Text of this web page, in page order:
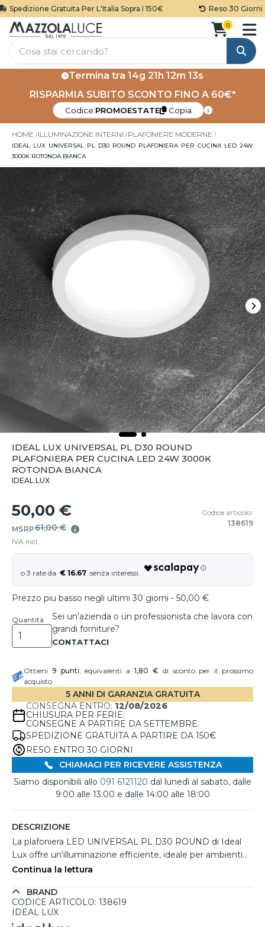
Spedizione Gratuita Per L'Italia Sopra I 150€ Reso 30 Giorni
Cerca
0
Termina tra 14g 21h 12m 13s
RISPARMIA SUBITO SCONTO FINO A 60€*
Codice:PROMOESTATE Copia
HOME ILLUMINAZIONE INTERNI PLAFONIERE MODERNE
IDEAL LUX UNIVERSAL PL D30 ROUND PLAFONIERA PER CUCINA LED 24W
3000K ROTONDA BIANCA
IDEAL LUX UNIVERSAL PL D30 ROUND
PLAFONIERA PER CUCINA LED 24W 3000K
ROTONDA BIANCA
IDEAL LUX
50,00 €
MSRP61,00 €
IVA incl.
Codice articolo:
138619
€ 16.67
Prezzo piu basso negli ultimi 30 giorni - 50,00 €
Quantità
Sei un'azienda o un professionista che lavora con
grandi forniture?
Ottieni 9 punti, equivalenti a1,80 €di sconto per il prossimo
acquisto
5 ANNI DI GARANZIA GRATUITA
CONSEGNA ENTRO: 12/08/2026
CHIUSURA PER FERIE:
CONSEGNE A PARTIRE DA SETTEMBRE.
SPEDIZIONE GRATUITA A PARTIRE DA 150€
RESO ENTRO 30 GIORNI
CHIAMACI PER RICEVERE ASSISTENZA
Siamo disponibili allo 091 6121120 dal lunedì al sabato, dalle
9:00 alle 13:00 e dalle 14:00 alle 18:00
DESCRIZIONE
La plafoniera LED UNIVERSAL PL D30 ROUND di Ideal
Lux offre un'illuminazione efficiente, ideale per ambienti
come cucine e sale da pranzo. Il design rotondo e
arricchendo gli spazi con uno stile sobrio e funzionale.
Realizzata con una montatura in metallo e diffusore in
Continua la lettura
BRAND
CODICE ARTICOLO: 138619
IDEAL LUX